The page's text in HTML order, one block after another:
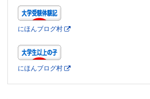
にほんブログ村
にほんブログ村